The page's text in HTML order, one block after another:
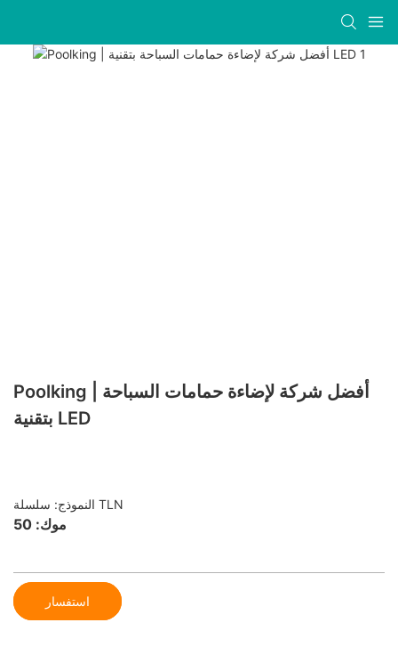
Poolking | أفضل شركة لإضاءة حمامات السباحة
بتقنية LED
النموذج: سلسلة TLN
موك: 50
استفسار